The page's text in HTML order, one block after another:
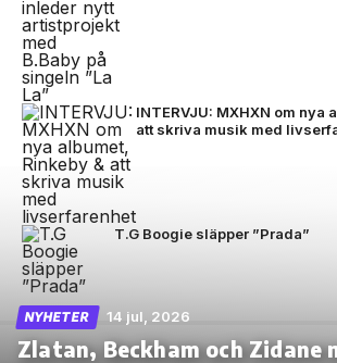
INTERVJU: MXHXN om nya
att skriva musik med
T.G Boogie släpper ”Prada”
NYHETER 14 jul, 2026
Zlatan, Beckham och Zidane